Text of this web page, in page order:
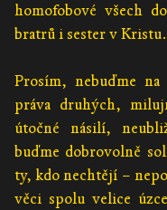
homofobové všech
bratrů i sester v Kristu.
Prosím, nebuďme
práva druhých,
útočné násilí,
buďme dobrovolně
ty, kdo nechtějí –
věci spolu velice